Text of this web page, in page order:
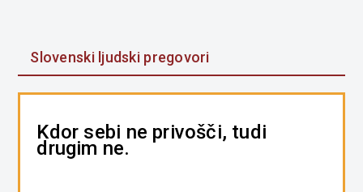
Slovenski ljudski pregovori
Kdor sebi ne privošči, tudi
drugim ne.